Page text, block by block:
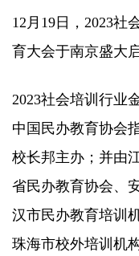
12月19日，2023社
育大会于南京盛大
2023社会培训行业
中国民办教育协会
校长邦主办；并由
省民办教育协会、
汉市民办教育培训
珠海市校外培训机